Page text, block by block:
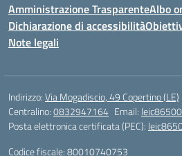
Amministrazione TrasparenteAlbo
Dichiarazione di accessibilità
Note legali
Indirizzo:Via Mogadiscio, 49 Copertino (LE)
Centralino:0832947164 Email:
Posta elettronica certificata (PEC):
Codice fiscale: 80010740753